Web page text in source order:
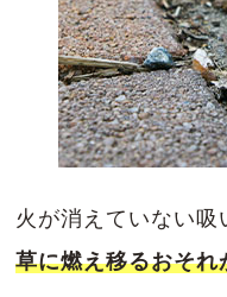
火が消えていない吸
草に燃え移るおそれ